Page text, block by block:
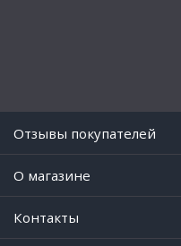
Отзывы покупателей
O магазине
Контакты